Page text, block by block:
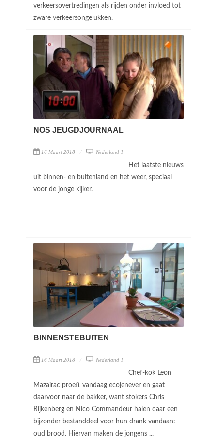
verkeersovertredingen als rijden onder invloed tot
zware verkeersongelukken.
NOS JEUGDJOURNAAL
16 Maart 2018 Nederland 1
Het laatste nieuws
uit binnen- en buitenland en het weer, speciaal
voor de jonge kijker.
BINNENSTEBUITEN
16 Maart 2018 Nederland 1
Chef-kok Leon
Mazairac proeft vandaag ecojenever en gaat
daarvoor naar de bakker, want stokers Chris
Rijkenberg en Nico Commandeur halen daar een
bijzonder bestanddeel voor hun drank vandaan:
oud brood. Hiervan maken de jongens ...